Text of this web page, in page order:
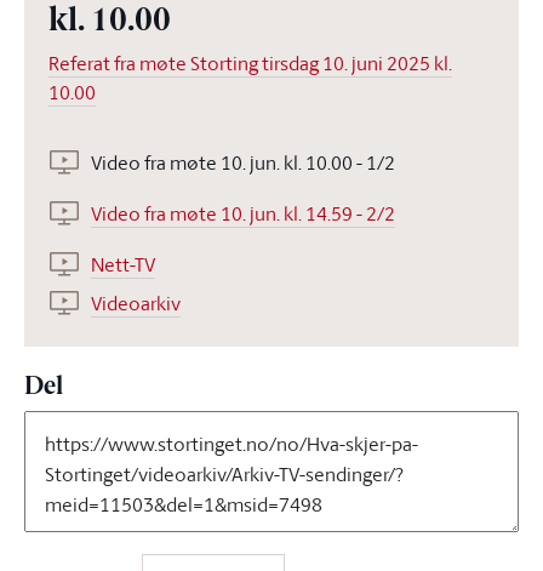
kl. 10.00
Referat fra møte Storting tirsdag 10. juni 2025 kl.
10.00
Video fra møte 10. jun. kl. 10.00 - 1/2
Video fra møte 10. jun. kl. 14.59 - 2/2
Nett-TV
Videoarkiv
Del